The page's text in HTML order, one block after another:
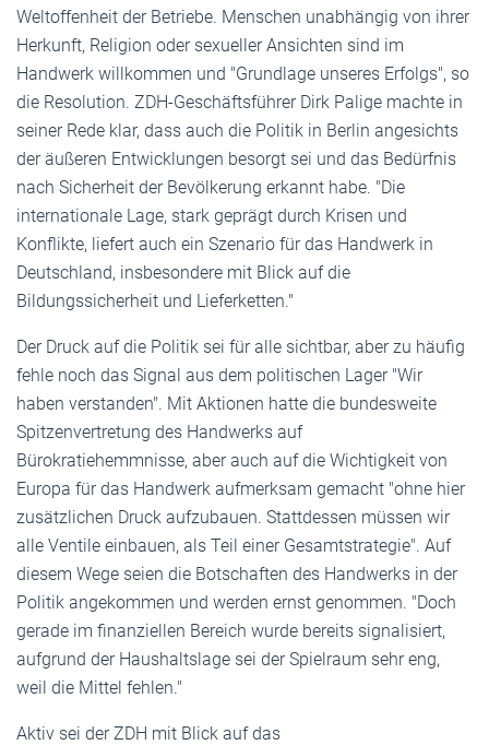
Weltoffenheit der Betriebe. Menschen unabhängig von ihrer
Herkunft, Religion oder sexueller Ansichten sind im
Handwerk willkommen und "Grundlage unseres Erfolgs", so
die Resolution. ZDH-Geschäftsführer Dirk Palige machte in
seiner Rede klar, dass auch die Politik in Berlin angesichts
der äußeren Entwicklungen besorgt sei und das Bedürfnis
nach Sicherheit der Bevölkerung erkannt habe. "Die
internationale Lage, stark geprägt durch Krisen und
Konflikte, liefert auch ein Szenario für das Handwerk in
Deutschland, insbesondere mit Blick auf die
Bildungssicherheit und Lieferketten."
Der Druck auf die Politik sei für alle sichtbar, aber zu häufig
fehle noch das Signal aus dem politischen Lager "Wir
haben verstanden". Mit Aktionen hatte die bundesweite
Spitzenvertretung des Handwerks auf
Bürokratiehemmnisse, aber auch auf die Wichtigkeit von
Europa für das Handwerk aufmerksam gemacht "ohne hier
zusätzlichen Druck aufzubauen. Stattdessen müssen wir
alle Ventile einbauen, als Teil einer Gesamtstrategie". Auf
diesem Wege seien die Botschaften des Handwerks in der
Politik angekommen und werden ernst genommen. "Doch
gerade im finanziellen Bereich wurde bereits signalisiert,
aufgrund der Haushaltslage sei der Spielraum sehr eng,
weil die Mittel fehlen."
Aktiv sei der ZDH mit Blick auf das